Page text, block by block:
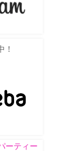
！
ーティー